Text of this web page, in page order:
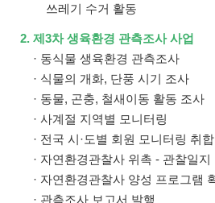
쓰레기 수거 활동
2. 제3차 생육환경 관측조사 사업
· 동식물 생육환경 관측조사
· 식물의 개화, 단풍 시기 조사
· 동물, 곤충, 철새이동 활동 조사
· 사계절 지역별 모니터링
· 전국 시·도별 회원 모니터링 취
· 자연환경관찰사 위촉 - 관찰일
· 자연환경관찰사 양성 프로그램
· 관측조사 보고서 발행